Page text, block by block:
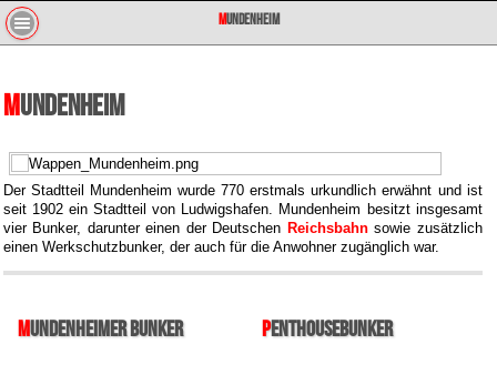
Mundenheim
Mundenheim
Der Stadtteil Mundenheim wurde 770 erstmals urkundlich erwähnt und ist
seit 1902 ein Stadtteil von Ludwigshafen. Mundenheim besitzt insgesamt
vier Bunker, darunter einen der Deutschen Reichsbahnsowie zusätzlich
einen Werkschutzbunker, der auch für die Anwohner zugänglich war.
Mundenheimer Bunker Penthousebunker